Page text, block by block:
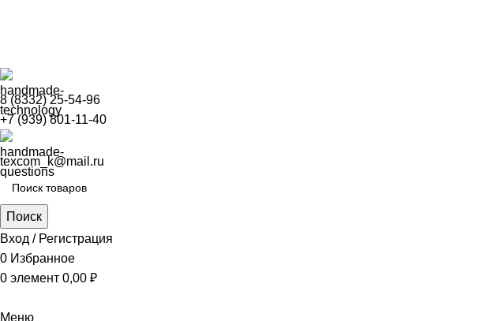
8 (8332) 25-54-96
+7 (939) 801-11-40
texcom_k@mail.ru
Поиск
Вход / Регистрация
0 Избранное
0 элемент 0,00 ₽
Меню